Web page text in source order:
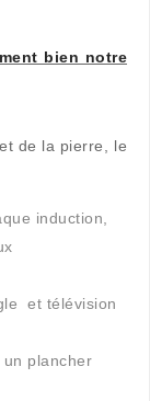
bien notre
de la pierre, le
induction,
et télévision
plancher